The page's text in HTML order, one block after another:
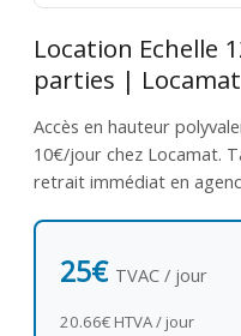
Location Echelle
parties |
Accès en hauteur
10€/jour chez Locamat.
retrait immédiat en
25€ TVAC / jour
20.66€ HTVA / jour